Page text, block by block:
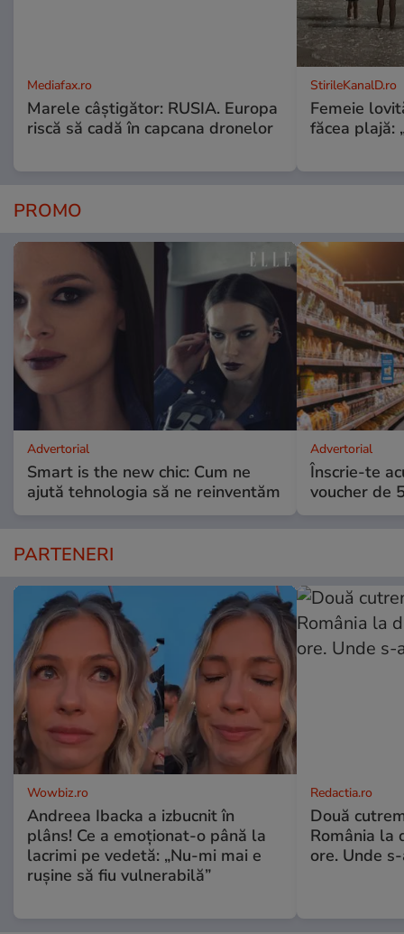
Mediafax.ro
Marele câștigător: RUSIA. Europa
riscă să cadă în capcana dronelor
StirileKanalD.ro
Femeie
făcea plajă:
PROMO
Advertorial
Smart is the new chic: Cum ne
ajută tehnologia să ne reinventăm
Advertorial
Înscrie-te
voucher de
PARTENERI
Wowbiz.ro
Andreea Ibacka a izbucnit în
plâns! Ce a emoționat-o până la
lacrimi pe vedetă: „Nu-mi mai e
rușine să fiu vulnerabilă”
Redactia.ro
Două
România la
ore. Unde